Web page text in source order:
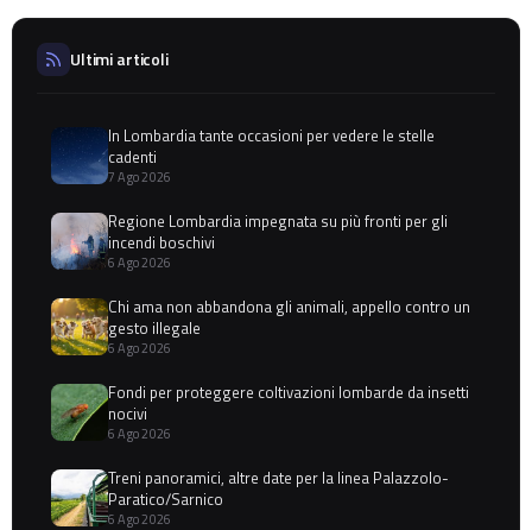
Ultimi articoli
In Lombardia tante occasioni per vedere le stelle
cadenti
7 Ago 2026
Regione Lombardia impegnata su più fronti per gli
incendi boschivi
6 Ago 2026
Chi ama non abbandona gli animali, appello contro un
gesto illegale
6 Ago 2026
Fondi per proteggere coltivazioni lombarde da insetti
nocivi
6 Ago 2026
Treni panoramici, altre date per la linea Palazzolo-
Paratico/Sarnico
6 Ago 2026